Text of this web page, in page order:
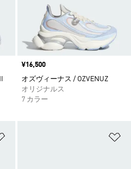
価格
¥16,500
オズヴィーナス / OZVENUZ
オリジナルス
7 カラー